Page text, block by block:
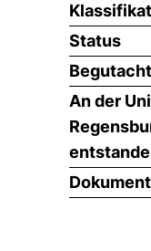
Status
An der